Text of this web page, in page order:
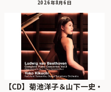
2026年8月6日
【CD】菊池洋子＆山下一史・